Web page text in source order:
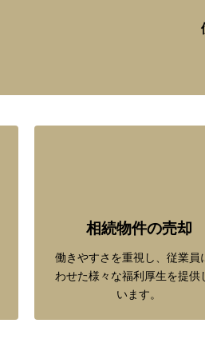
相続物件の売却
働きやすさを重視し、従業員
わせた様々な福利厚生を提供
います。